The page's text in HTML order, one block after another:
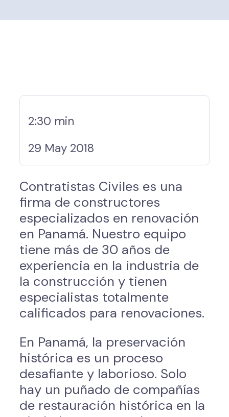
2:30 min
29 May 2018
Contratistas Civiles es una
firma de constructores
especializados en renovación
en Panamá. Nuestro equipo
tiene más de 30 años de
experiencia en la industria de
la construcción y tienen
especialistas totalmente
calificados para renovaciones.
En Panamá, la preservación
histórica es un proceso
desafiante y laborioso. Solo
hay un puñado de compañías
de restauración histórica en la